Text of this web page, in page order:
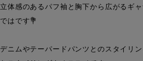
立体感のあるパフ袖と胸下から広がるギ
ではです💐
デニムやテーパードパンツとのスタイリ